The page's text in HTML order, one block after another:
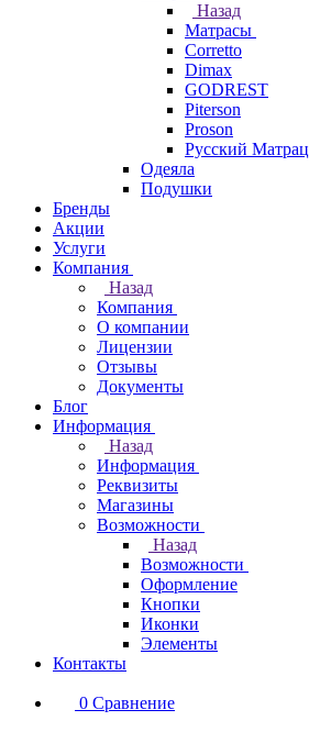
Назад
Матрасы
Corretto
Dimax
GODREST
Piterson
Proson
Русский Матрац
Одеяла
Подушки
Бренды
Акции
Услуги
Компания
Назад
Компания
О компании
Лицензии
Отзывы
Документы
Блог
Информация
Назад
Информация
Реквизиты
Магазины
Возможности
Назад
Возможности
Оформление
Кнопки
Иконки
Элементы
Контакты
0 Сравнение